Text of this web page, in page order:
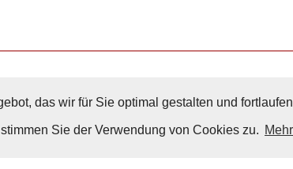
das wir für Sie optimal gestalten und
Sie der Verwendung von Cookies zu.
Nach Oben